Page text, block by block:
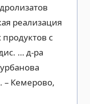
реализация
с
… д-ра
– Кемерово,